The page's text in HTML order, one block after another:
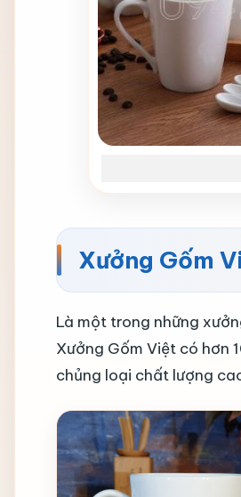
Xưởng Gốm
Là một trong những
Xưởng Gốm Việt có hơn
chủng loại chất lượng